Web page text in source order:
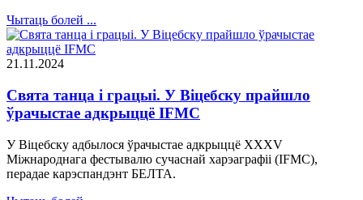
Чытаць болей ...
21.11.2024
Свята танца і грацыі. У Віцебску прайшло
ўрачыстае адкрыццё IFMC
У Віцебску адбылося ўрачыстае адкрыццё XXXV
Міжнароднага фестывалю сучаснай харэаграфіі (IFMC),
перадае карэспандэнт БЕЛТА.